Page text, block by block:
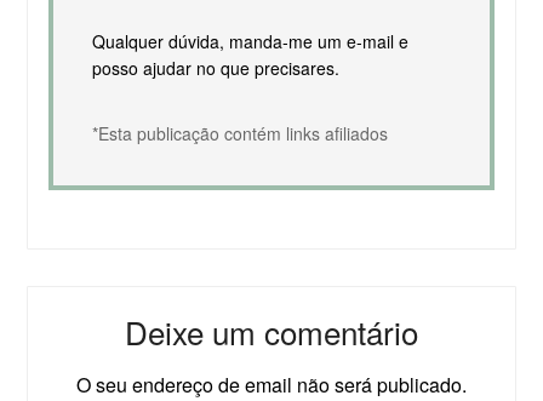
Qualquer dúvida, manda-me um e-mail e
posso ajudar no que precisares.
*Esta publicação contém links afiliados
Deixe um comentário
O seu endereço de email não será publicado.